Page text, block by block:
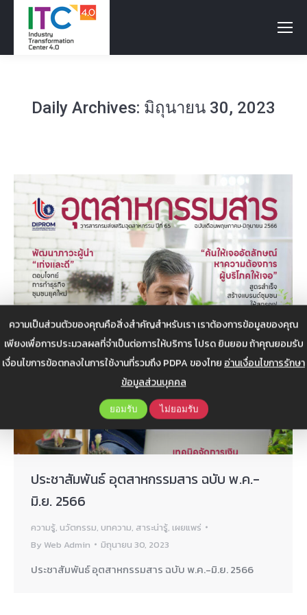
ความเป็นส่วนตัวของคุณคือสิ่งสำคัญสำหรับเรา เราต้องการข้อมูลของคุณ
เพียงเพื่อการประมวลผลที่จำเป็นต่อการให้บริการ โปรด ยินยอม ถ้าคุณยอมรับ
เงื่อนไขการข้อตกลงในการใช้งานที่รวมถึง PDPA ของไทย อ่านเงื่อนไขการรักษา
ข้อมูลส่วนบุคคล
ยอมรับ ไม่ยอมรับ
Daily Archives: มิถุนายน 30, 2023
ประชาสัมพันธ์ อุตสาหกรรมสาร ฉบับ พ.ค.-
มิ.ย. 2566
ความรู้, นวัตกรรม, บทความ, สาระน่ารู้, เผยแพร่
By Web Admin มิถุนายน 30, 2023
ประชาสัมพันธ์ อุตสาหกรรมสาร ฉบับ พ.ค.-มิ.ย. 2566